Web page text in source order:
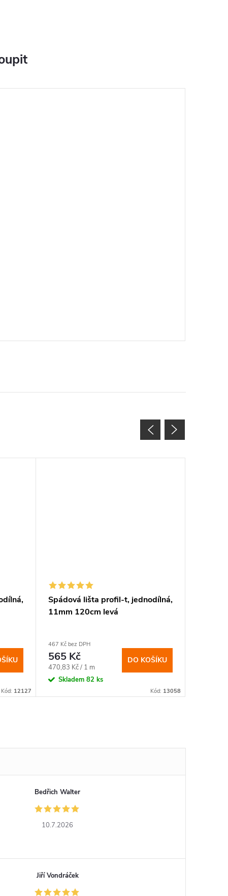
Kód: 12127
Spádová lišta profil-t, jednodílná,
11mm 120cm levá
467 Kč bez DPH
565 Kč
Měrná
cena:
470,83 Kč / 1 m
Skladem 82 ks
DO KOŠÍKU
Kód: 13058
Bedřich Walter
10.7.2026
Jiří Vondráček